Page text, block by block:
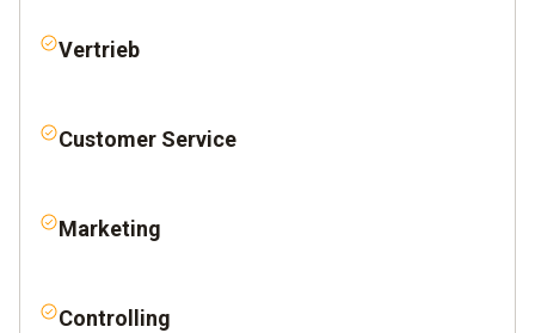
Vertrieb
Customer Service
Marketing
Controlling